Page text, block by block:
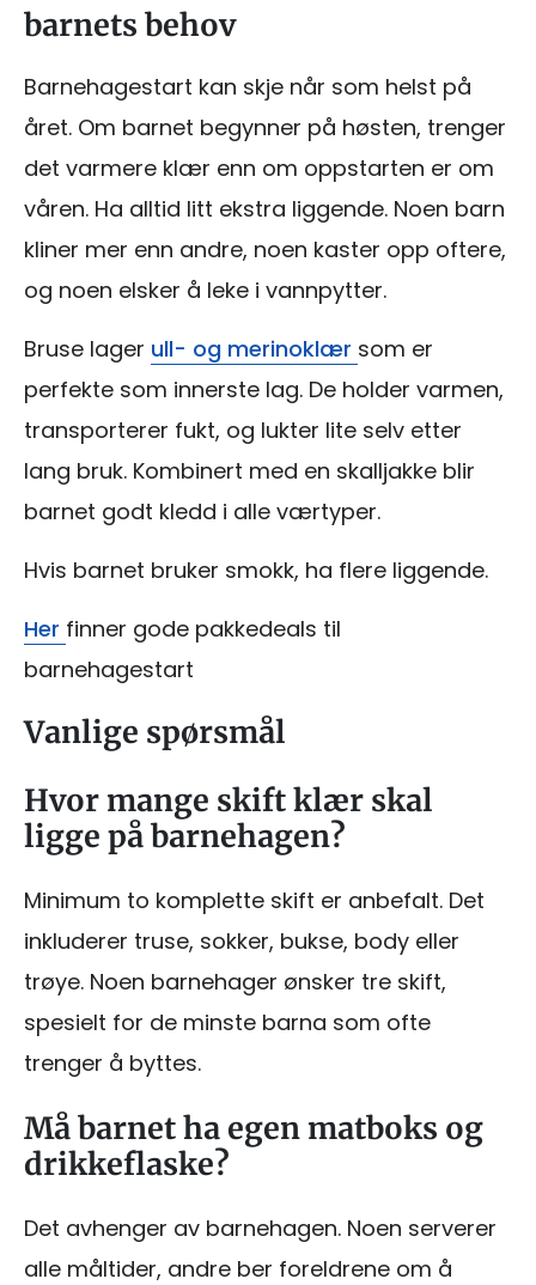
barnets behov
Barnehagestart kan skje når som helst på
året. Om barnet begynner på høsten, trenger
det varmere klær enn om oppstarten er om
våren. Ha alltid litt ekstra liggende. Noen barn
kliner mer enn andre, noen kaster opp oftere,
og noen elsker å leke i vannpytter.
Bruse lager ull- og merinoklær som er
perfekte som innerste lag. De holder varmen,
transporterer fukt, og lukter lite selv etter
lang bruk. Kombinert med en skalljakke blir
barnet godt kledd i alle værtyper.
Hvis barnet bruker smokk, ha flere liggende.
Her finner gode pakkedeals til
barnehagestart
Vanlige spørsmål
Hvor mange skift klær skal
ligge på barnehagen?
Minimum to komplette skift er anbefalt. Det
inkluderer truse, sokker, bukse, body eller
trøye. Noen barnehager ønsker tre skift,
spesielt for de minste barna som ofte
trenger å byttes.
Må barnet ha egen matboks og
drikkeflaske?
Det avhenger av barnehagen. Noen serverer
alle måltider, andre ber foreldrene om å